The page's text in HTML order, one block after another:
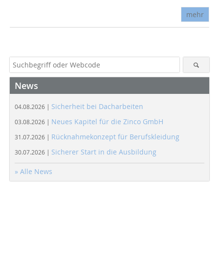
mehr
News
04.08.2026 | Sicherheit bei Dacharbeiten
03.08.2026 | Neues Kapitel für die Zinco GmbH
31.07.2026 | Rücknahmekonzept für Berufskleidung
30.07.2026 | Sicherer Start in die Ausbildung
» Alle News